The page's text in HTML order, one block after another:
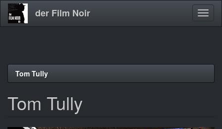
Direkt
der Film Noir
Tom Tully
Tom Tully